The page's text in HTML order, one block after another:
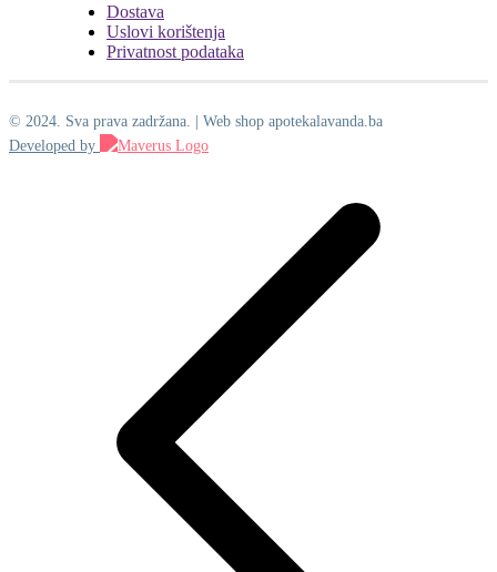
Dostava
Uslovi korištenja
Privatnost podataka
© 2024. Sva prava zadržana. | Web shop apotekalavanda.ba
Developed by